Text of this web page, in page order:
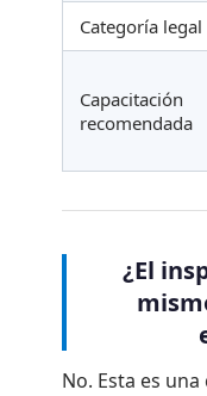
Categoría legal
Capacitación
recomendada
¿El
No. Esta es